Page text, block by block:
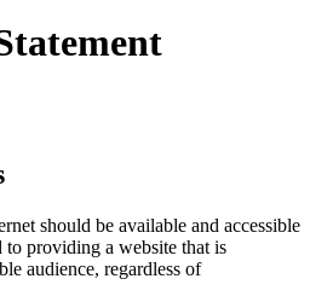
should be available and accessible
to providing a website that is
audience, regardless of